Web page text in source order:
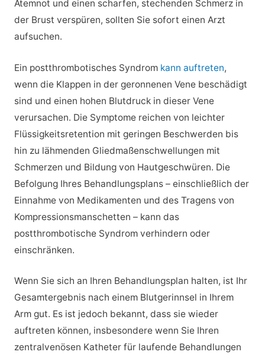
Atemnot und einen scharfen, stechenden Schmerz in
der Brust verspüren, sollten Sie sofort einen Arzt
aufsuchen.
Ein postthrombotisches Syndrom kann auftreten,
wenn die Klappen in der geronnenen Vene beschädigt
sind und einen hohen Blutdruck in dieser Vene
verursachen. Die Symptome reichen von leichter
Flüssigkeitsretention mit geringen Beschwerden bis
hin zu lähmenden Gliedmaßenschwellungen mit
Schmerzen und Bildung von Hautgeschwüren. Die
Befolgung Ihres Behandlungsplans – einschließlich der
Einnahme von Medikamenten und des Tragens von
Kompressionsmanschetten – kann das
postthrombotische Syndrom verhindern oder
einschränken.
Wenn Sie sich an Ihren Behandlungsplan halten, ist Ihr
Gesamtergebnis nach einem Blutgerinnsel in Ihrem
Arm gut. Es ist jedoch bekannt, dass sie wieder
auftreten können, insbesondere wenn Sie Ihren
zentralvenösen Katheter für laufende Behandlungen